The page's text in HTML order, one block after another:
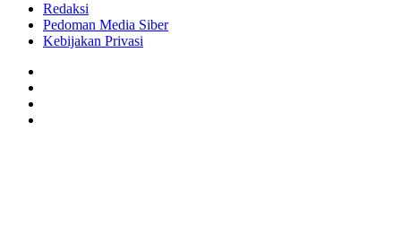
Redaksi
Pedoman Media Siber
Kebijakan Privasi